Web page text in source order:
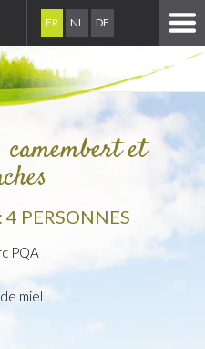
FR NL DE
et
PERSONNES
PQA
miel